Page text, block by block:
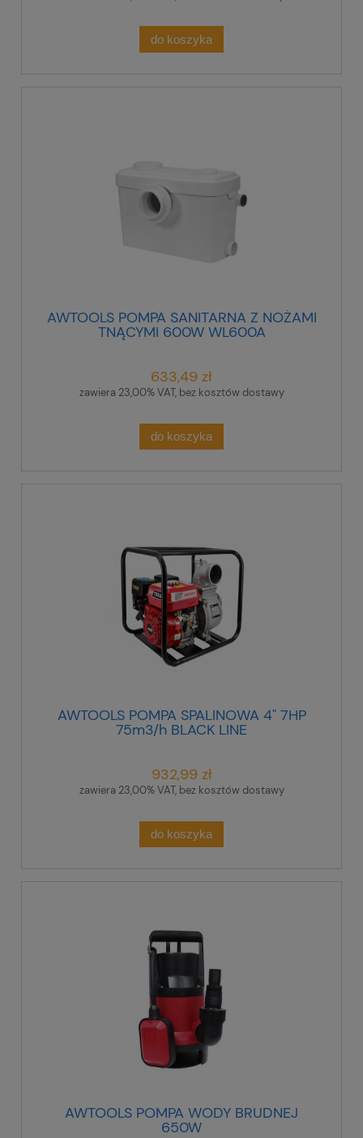
do koszyka
AWTOOLS POMPA SANITARNA Z NOŻAMI
TNĄCYMI 600W WL600A
633,49 zł
zawiera 23,00% VAT, bez kosztów dostawy
do koszyka
AWTOOLS POMPA SPALINOWA 4" 7HP
75m3/h BLACK LINE
932,99 zł
zawiera 23,00% VAT, bez kosztów dostawy
do koszyka
AWTOOLS POMPA WODY BRUDNEJ
650W